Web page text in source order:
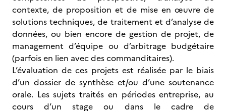
contexte, de proposition et de mise en œuvre de
solutions techniques, de traitement et d’analyse de
données, ou bien encore de gestion de projet, de
management d’équipe ou d’arbitrage budgétaire
(parfois en lien avec des commanditaires).
L’évaluation de ces projets est réalisée par le biais
d’un dossier de synthèse et/ou d’une soutenance
orale. Les sujets traités en périodes entreprise, au
cours d’un stage ou dans le cadre de